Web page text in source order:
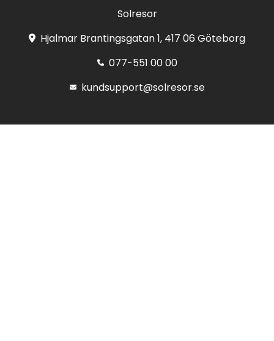
Solresor
Hjalmar Brantingsgatan 1, 417 06 Göteborg
077-551 00 00
kundsupport@solresor.se